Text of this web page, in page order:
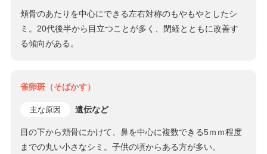
頬骨のあたりを中心にできる左右対称のもやもやとしたシ
ミ。20代後半から目立つことが多く、閉経とともに改善す
る傾向がある。
雀卵斑（そばかす）
主な原因 遺伝など
目の下から頬骨にかけて、鼻を中心に複数できる5ｍｍ程度
までの丸い小さなシミ。子供の頃からある方が多い。